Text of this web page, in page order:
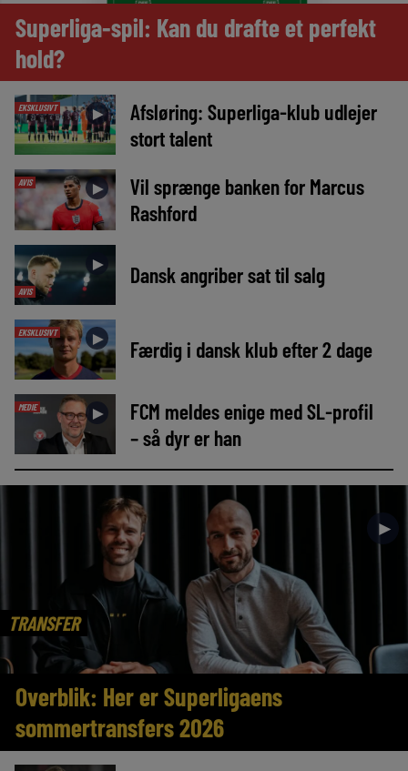
Superliga-spil: Kan du drafte et perfekt
hold?
EKSKLUSIVT ►
Afsløring: Superliga-klub udlejer
stort talent
AVIS ►
Vil sprænge banken for Marcus
Rashford
AVIS
► Dansk angriber sat til salg
EKSKLUSIVT ► Færdig i dansk klub efter 2 dage
MEDIE ►
FCM meldes enige med SL-profil
– så dyr er han
TRANSFER
►
Overblik: Her er Superligaens
sommertransfers 2026